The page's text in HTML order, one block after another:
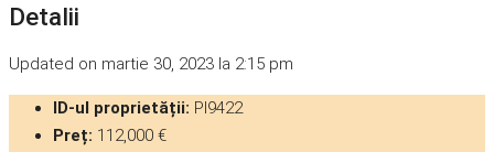
Detalii
Updated on martie 30, 2023 la 2:15 pm
ID-ul proprietății: PI9422
Preț: 112,000 €